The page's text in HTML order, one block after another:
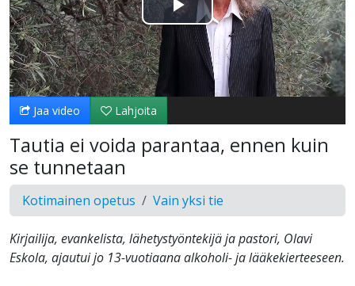
Toista
Video
Jaa video Lahjoita
Tautia ei voida parantaa, ennen kuin
se tunnetaan
Kotimainen opetus Vain yksi tie
Kirjailija, evankelista, lähetystyöntekijä ja pastori, Olavi
Eskola, ajautui jo 13-vuotiaana alkoholi- ja lääkekierteeseen.